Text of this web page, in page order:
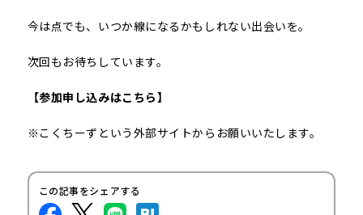
今は点でも、いつか線になるかもしれない出会いを。
次回もお待ちしています。
【参加申し込みはこちら】
※こくちーずという外部サイトからお願いいたします。
この記事をシェアする